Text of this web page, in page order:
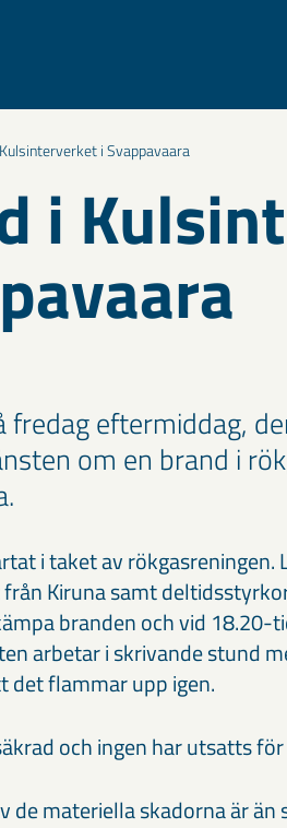
i Svappavaara
i
fredag eftermiddag,
om en brand i
i taket av
Kiruna samt
branden och vid 18.20-
arbetar i skrivande stund
det flammar upp igen.
och ingen har utsatts
de materiella skadorna är än